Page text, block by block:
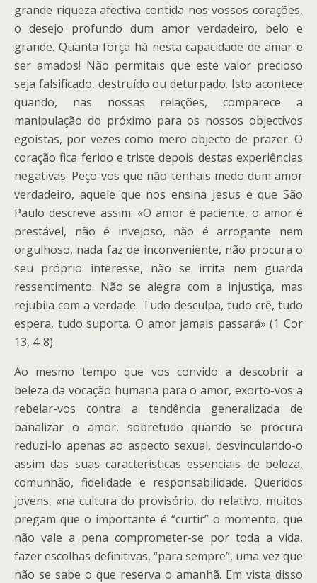
grande riqueza afectiva contida nos vossos corações,
o desejo profundo dum amor verdadeiro, belo e
grande. Quanta força há nesta capacidade de amar e
ser amados! Não permitais que este valor precioso
seja falsificado, destruído ou deturpado. Isto acontece
quando, nas nossas relações, comparece a
manipulação do próximo para os nossos objectivos
egoístas, por vezes como mero objecto de prazer. O
coração fica ferido e triste depois destas experiências
negativas. Peço-vos que não tenhais medo dum amor
verdadeiro, aquele que nos ensina Jesus e que São
Paulo descreve assim: «O amor é paciente, o amor é
prestável, não é invejoso, não é arrogante nem
orgulhoso, nada faz de inconveniente, não procura o
seu próprio interesse, não se irrita nem guarda
ressentimento. Não se alegra com a injustiça, mas
rejubila com a verdade. Tudo desculpa, tudo crê, tudo
espera, tudo suporta. O amor jamais passará» (1 Cor
13, 4-8).
Ao mesmo tempo que vos convido a descobrir a
beleza da vocação humana para o amor, exorto-vos a
rebelar-vos contra a tendência generalizada de
banalizar o amor, sobretudo quando se procura
reduzi-lo apenas ao aspecto sexual, desvinculando-o
assim das suas características essenciais de beleza,
comunhão, fidelidade e responsabilidade. Queridos
jovens, «na cultura do provisório, do relativo, muitos
pregam que o importante é “curtir” o momento, que
não vale a pena comprometer-se por toda a vida,
fazer escolhas definitivas, “para sempre”, uma vez que
não se sabe o que reserva o amanhã. Em vista disso